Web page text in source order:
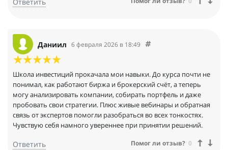
Даниил 6 февраля 2026 в 18:49
Школа инвестиций прокачала мои навыки. До курса почти не
понимал, как работают биржа и брокерский счёт, а теперь
могу анализировать компании, собирать портфель и даже
пробовать свои стратегии. Плюс живые вебинары и обратная
связь от экспертов помогли разобраться во всех тонкостях.
Чувствую себя намного увереннее при принятии решений.
Ответить Помог ли отзыв? 0